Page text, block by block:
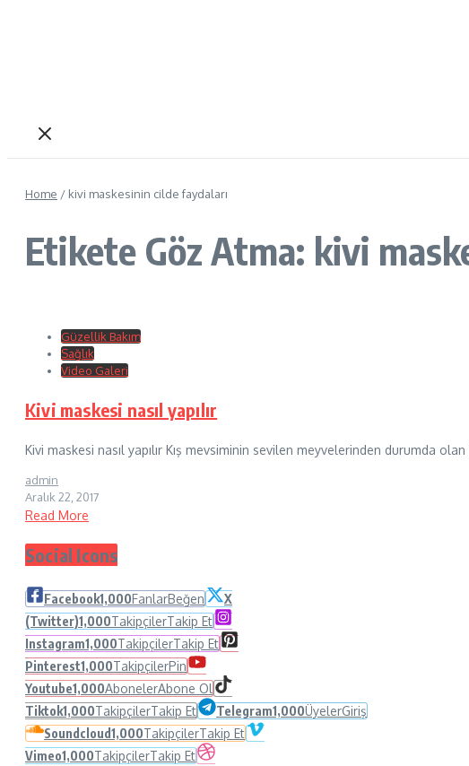
Home / kivi maskesinin cilde faydaları
Etikete Göz Atma: kivi
Güzellik Bakım
Sağlık
Video Galeri
Kivi maskesi nasıl yapılır
Kivi maskesi nasıl yapılır Kış mevsiminin sevilen meyvelerinden durumda
admin
Aralık 22, 2017
Read More
Social Icons
Facebook1,000FanlarBeğen
X
(Twitter)1,000TakipçilerTakip Et
Instagram1,000TakipçilerTakip Et
Pinterest1,000TakipçilerPin
Youtube1,000AbonelerAbone Ol
Tiktok1,000TakipçilerTakip Et Telegram1,000ÜyelerGiriş
Soundcloud1,000TakipçilerTakip Et
Vimeo1,000TakipçilerTakip Et